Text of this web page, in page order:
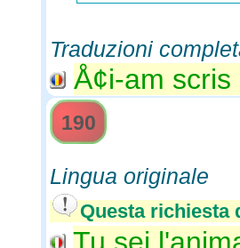
Traduzioni
Å¢i-am
190
Lingua originale
Questa richiesta